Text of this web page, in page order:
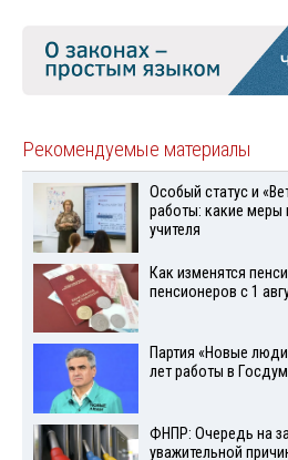
Рекомендуемые материалы
Особый статус и
работы: какие меры
учителя
Как изменятся
пенсионеров с 1
Партия «Новые
лет работы в
ФНПР: Очередь на
уважительной